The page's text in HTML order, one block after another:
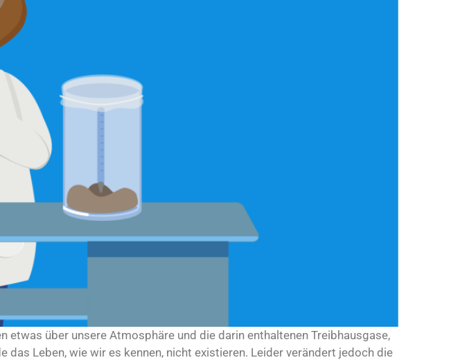
über unsere Atmosphäre und die darin enthaltenen Treibhausgase,
Leben, wie wir es kennen, nicht existieren. Leider verändert jedoch die